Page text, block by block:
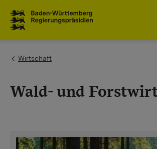
You are here:
Wirtschaft
Wald- und